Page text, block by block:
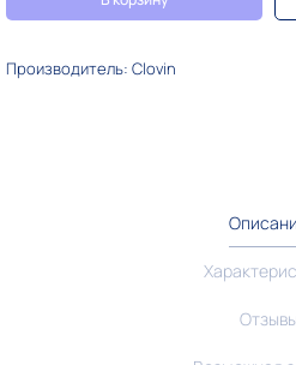
Производитель: Clovin
Отзывы